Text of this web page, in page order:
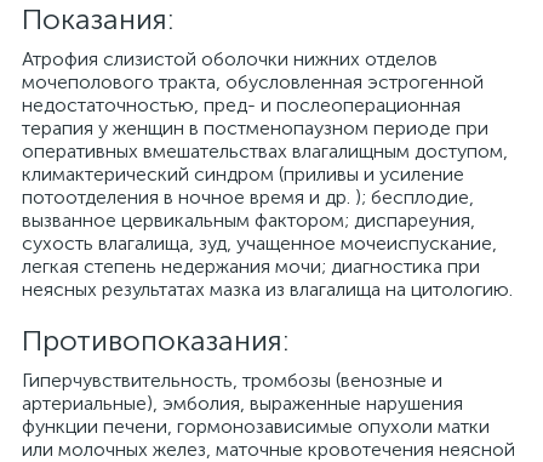
Показания:
Атрофия слизистой оболочки нижних отделов
мочеполового тракта, обусловленная эстрогенной
недостаточностью, пред- и послеоперационная
терапия у женщин в постменопаузном периоде при
оперативных вмешательствах влагалищным доступом,
климактерический синдром (приливы и усиление
потоотделения в ночное время и др. ); бесплодие,
вызванное цервикальным фактором; диспареуния,
сухость влагалища, зуд, учащенное мочеиспускание,
легкая степень недержания мочи; диагностика при
неясных результатах мазка из влагалища на цитологию.
Противопоказания:
Гиперчувствительность, тромбозы (венозные и
артериальные), эмболия, выраженные нарушения
функции печени, гормонозависимые опухоли матки
или молочных желез, маточные кровотечения неясной